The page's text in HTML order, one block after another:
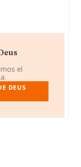
el
DEUS